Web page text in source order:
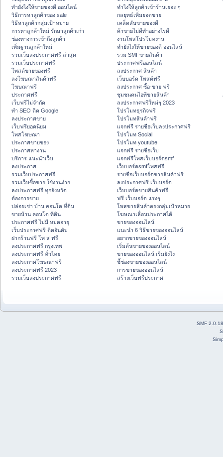
ทํายังไงให้ขายของดี ออนไลน์
วิธีการหาลูกค้าของ sale
วิธีหาลูกค้ากลุ่มเป้าหมาย
การหาลูกค้าใหม่ รักษาลูกค้าเก่า
ช่องทางการเข้าถึงลูกค้า
เพิ่มฐานลูกค้าใหม่
รวมเว็บลงประกาศฟรี ล่าสุด
รวมเว็บประกาศฟรี
โพสต์ขายของฟรี
ลงโฆษณาสินค้าฟรี
โฆษณาฟรี
ประกาศฟรี
เว็บฟรีไม่จำกัด
ทำ SEO ติด Google
ลงประกาศขาย
เว็บฟรียอดนิยม
โพสโฆษณา
ประกาศขายของ
ประกาศหางาน
บริการ แนะนำเว็บ
ลงประกาศ
รวมเว็บประกาศฟรี
รวมเว็บซื้อขาย ใช้งานง่าย
ลงประกาศฟรี ทุกจังหวัด
ต้องการขาย
ปล่อยเช่า บ้าน คอนโด ที่ดิน
ขายบ้าน คอนโด ที่ดิน
ประกาศฟรี ไม่มี หมดอายุ
เว็บประกาศฟรี ติดอันดับ
ฝากร้านฟรี โพ ส ฟรี
ลงประกาศฟรี กรุงเทพ
ลงประกาศฟรี ทั่วไทย
ลงประกาศโฆษณาฟรี
ลงประกาศฟรี 2023
รวมเว็บลงประกาศฟรี
ทําไงให้ลูกค้าเข้าร้านเยอะ ๆ
กลยุทธ์เพิ่มยอดขาย
เคล็ดลับขายของดี
ค้าขายไม่ดีทำอย่างไรดี
งานโพสโปรโมทงาน
ทํายังไงให้ขายของดี ออนไลน์
รวม SMFขายสินค้า
ประกาศฟรีออนไลน์
ลงประกาศ สินค้า
เว็บบอร์ด โพสต์ฟรี
ลงประกาศ ซื้อ-ขาย ฟรี
ชุมชนคนไอทีขายสินค้า
ลงประกาศฟรีใหม่ๆ 2023
โปรโมทธุรกิจฟรี
โปรโมทสินค้าฟรี
แจกฟรี รายชื่อเว็บลงประกาศฟรี
โปรโมท Social
โปรโมท youtube
แจกฟรี รายชื่อเว็บ
แจกฟรีโพสเว็บบอร์ดsmf
เว็บบอร์ดsmfโพสฟรี
รายชื่อเว็บบอร์ดขายสินค้าฟรี
ลงประกาศฟรี เว็บบอร์ด
เว็บบอร์ดขายสินค้าฟรี
ฟรี เว็บบอร์ด แรงๆ
โพสขายสินค้าตรงกลุ่มเป้าหมาย
โฆษณาเลื่อนประกาศได้
ขายของออนไลน์
แนะนำ 6 วิธีขายของออนไลน์
อยากขายของออนไลน์
เริ่มต้นขายของออนไลน์
ขายของออนไลน์ เริ่มยังไง
ชี้ช่องขายของออนไลน์
การขายของออนไลน์
สร้างเว็บฟรีประกาศ
SMF 2.0.18